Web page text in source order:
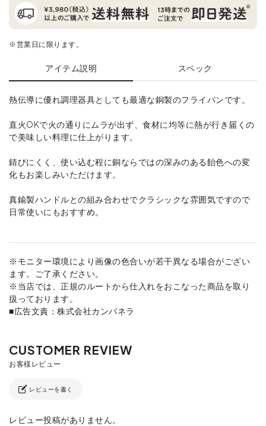
※営業日に限ります。
アイテム説明 スペック
熱伝導に優れ調理器具としても最適な銅製のフライパンです。
直火OKで火の通りにムラが出ず、食材に均等に熱が行き届くの
で美味しい料理に仕上がります。
錆びにくく、使い込む程に銅ならではの深みのある飴色への変
化もお楽しみいただけます。
真鍮製ハンドルとの組み合わせでクラシックな雰囲気ですので
日常使いにもおすすめ。
※モニター環境により画像の色合いが若干異なる場合がござい
ます。ご了承ください。
※当店では、正規のルートから仕入れをおこなった商品を取り
扱っております。
■広告文責：株式会社カンパネラ
レビューを書く
レビュー投稿がありません。